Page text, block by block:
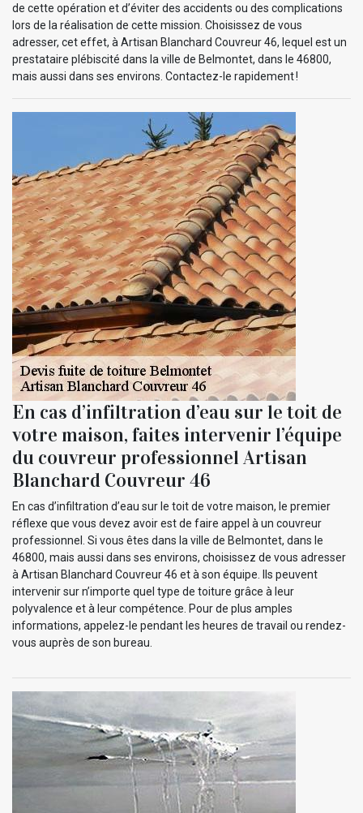
de cette opération et d’éviter des accidents ou des complications
lors de la réalisation de cette mission. Choisissez de vous
adresser, cet effet, à Artisan Blanchard Couvreur 46, lequel est un
prestataire plébiscité dans la ville de Belmontet, dans le 46800,
mais aussi dans ses environs. Contactez-le rapidement !
En cas d’infiltration d’eau sur le toit de
votre maison, faites intervenir l’équipe
du couvreur professionnel Artisan
Blanchard Couvreur 46
En cas d’infiltration d’eau sur le toit de votre maison, le premier
réflexe que vous devez avoir est de faire appel à un couvreur
professionnel. Si vous êtes dans la ville de Belmontet, dans le
46800, mais aussi dans ses environs, choisissez de vous adresser
à Artisan Blanchard Couvreur 46 et à son équipe. Ils peuvent
intervenir sur n’importe quel type de toiture grâce à leur
polyvalence et à leur compétence. Pour de plus amples
informations, appelez-le pendant les heures de travail ou rendez-
vous auprès de son bureau.